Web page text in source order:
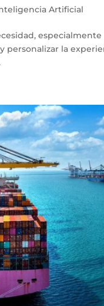
Artificial
especialmente
personalizar la